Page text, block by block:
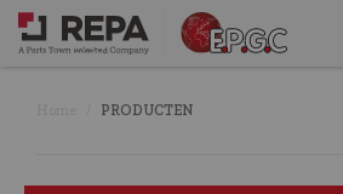
PRODUCTEN